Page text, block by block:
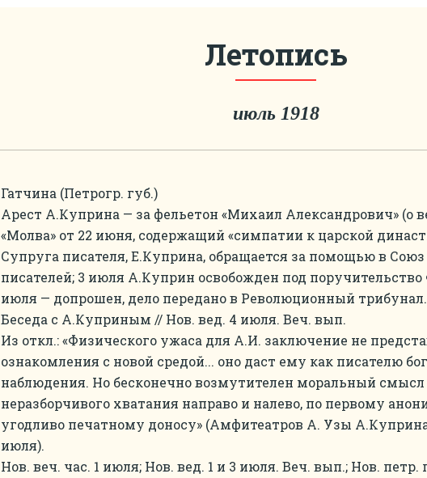
Летопись
июль 1918
Гатчина (Петрогр. губ.)
Арест А.Куприна — за фельетон «Михаил Александрович» (о
«Молва» от 22 июня, содержащий «симпатии к царской
Супруга писателя, Е.Куприна, обращается за помощью в
писателей; 3 июля А.Куприн освобожден под
июля — допрошен, дело передано в Революционный
Беседа с А.Куприным // Нов. вед. 4 июля. Веч. вып.
Из откл.: «Физического ужаса для А.И. заключение не
ознакомления с новой средой... оно даст ему как писателю
наблюдения. Но бесконечно возмутителен моральный смысл
неразборчивого хватания направо и налево, по первому
угодливо печатному доносу» (Амфитеатров А. Узы А.Куприна
июля).
Нов. веч. час. 1 июля; Нов. вед. 1 и 3 июля. Веч. вып.; Нов. петр.